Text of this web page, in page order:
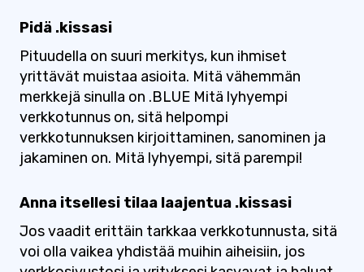
Pidä .kissasi
Pituudella on suuri merkitys, kun ihmiset
yrittävät muistaa asioita. Mitä vähemmän
merkkejä sinulla on .BLUE Mitä lyhyempi
verkkotunnus on, sitä helpompi
verkkotunnuksen kirjoittaminen, sanominen ja
jakaminen on. Mitä lyhyempi, sitä parempi!
Anna itsellesi tilaa laajentua .kissasi
Jos vaadit erittäin tarkkaa verkkotunnusta, sitä
voi olla vaikea yhdistää muihin aiheisiin, jos